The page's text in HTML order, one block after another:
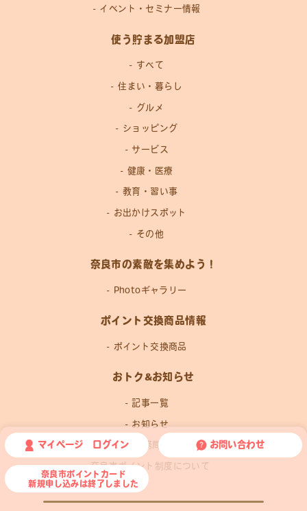
イベント・セミナー情報
使う貯まる加盟店
すべて
住まい・暮らし
グルメ
ショッピング
サービス
健康・医療
教育・習い事
お出かけスポット
その他
奈良市の素敵を集めよう！
Photoギャラリー
ポイント交換商品情報
ポイント交換商品
おトク&お知らせ
記事一覧
お知らせ
運営事務局news
奈良市ポイント制度について
マイページ ログイン お問い合わせ
奈良市ポイントカード
新規申し込みは終了しました